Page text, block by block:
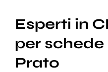
Esperti in
per
Prato